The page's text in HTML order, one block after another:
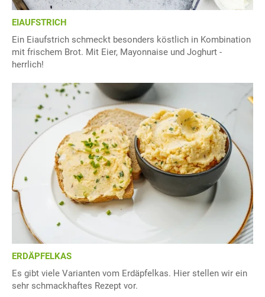
EIAUFSTRICH
Ein Eiaufstrich schmeckt besonders köstlich in Kombination
mit frischem Brot. Mit Eier, Mayonnaise und Joghurt -
herrlich!
ERDÄPFELKAS
Es gibt viele Varianten vom Erdäpfelkas. Hier stellen wir ein
sehr schmackhaftes Rezept vor.